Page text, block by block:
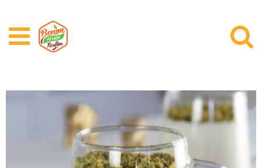
Kategoriler
Yazarlar